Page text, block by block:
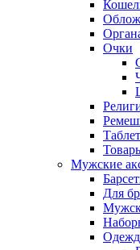
Очки
Мужские
Для